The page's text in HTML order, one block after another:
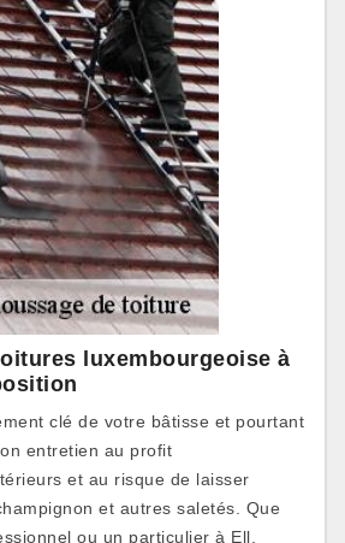
luxembourgeoise à
clé de votre bâtisse et pourtant
entretien au profit
et au risque de laisser
et autres saletés. Que
ou un particulier à Ell,